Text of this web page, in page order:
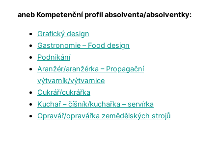
aneb Kompetenční profil absolventa/absolventky:
Grafický design
Gastronomie – Food design
Podnikání
Aranžér/aranžérka – Propagační
výtvarník/výtvarnice
Cukrář/cukrářka
Kuchař – číšník/kuchařka – servírka
Opravář/opravářka zemědělských strojů